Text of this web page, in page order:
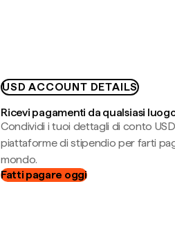
USD ACCOUNT DETAILS
Ricevi pagamenti da qualsiasi
Condividi i tuoi dettagli di conto
piattaforme di stipendio per farti
mondo.
Fatti pagare oggi